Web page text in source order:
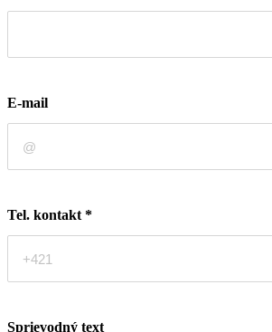
E-mail
Tel. kontakt *
Sprievodný text